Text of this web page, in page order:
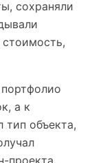
сохраняли
а к
тип объекта,
проекта.